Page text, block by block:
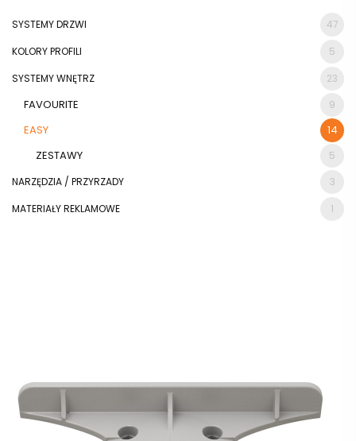
SYSTEMY DRZWI
47
KOLORY PROFILI
5
SYSTEMY WNĘTRZ
23
FAVOURITE
9
EASY
14
ZESTAWY
5
NARZĘDZIA / PRZYRZADY
3
MATERIAŁY REKLAMOWE
1